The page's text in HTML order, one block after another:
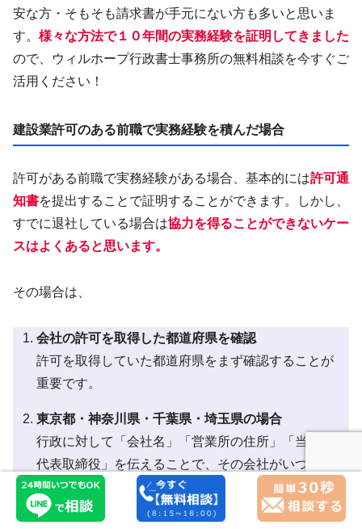
安な方・そもそも請求書が手元にない方も多いと思いま
す。 様々な方法で１０年間の実務経験を証明してきました
ので、ウィルホープ行政書士事務所の無料相談を今すぐご
活用ください！
建設業許可のある前職で実務経験を積んだ場合
許可がある前職で実務経験がある場合、基本的には許可通
知書を提出することで証明することができます。しかし、
すでに退社している場合は協力を得ることができないケー
スはよくあると思います。
その場合は、
会社の許可を取得した都道府県を確認
許可を取得していた都道府県をまず確認することが
重要です。
東京都・神奈川県・千葉県・埼玉県の場合
行政に対して「会社名」「営業所の住所」「当時の
代表取締役」を伝えることで、その会社がいつから
いつまで許可を取得していたのかの情報を提供して
もらえる場合があります。